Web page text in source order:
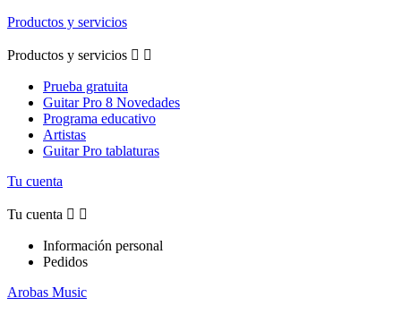
Productos y servicios
Productos y servicios  
Prueba gratuita
Guitar Pro 8 Novedades
Programa educativo
Artistas
Guitar Pro tablaturas
Tu cuenta
Tu cuenta  
Información personal
Pedidos
Arobas Music